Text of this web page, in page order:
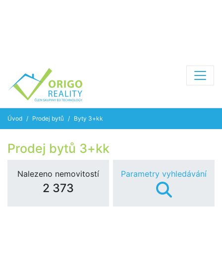
Úvod Prodej bytů Byty 3+kk
Prodej bytů 3+kk
Nalezeno nemovitostí
2 373
Parametry vyhledávání